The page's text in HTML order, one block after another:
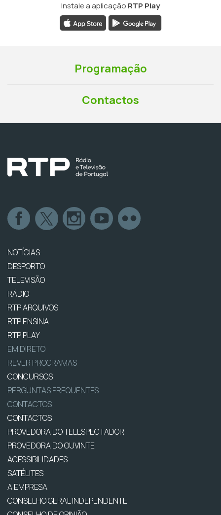
Instale a aplicação RTP Play
Programação
Contactos
NOTÍCIAS
DESPORTO
TELEVISÃO
RÁDIO
RTP ARQUIVOS
RTP ENSINA
RTP PLAY
EM DIRETO
REVER PROGRAMAS
CONCURSOS
PERGUNTAS FREQUENTES
CONTACTOS
CONTACTOS
PROVEDORA DO TELESPECTADOR
PROVEDORA DO OUVINTE
ACESSIBILIDADES
SATÉLITES
A EMPRESA
CONSELHO GERAL INDEPENDENTE